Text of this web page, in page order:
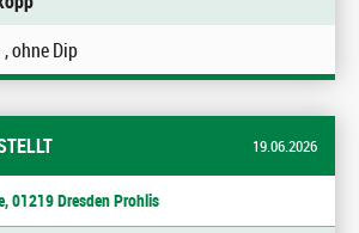
, ohne Dip
19.06.2026
01219 Dresden Prohlis